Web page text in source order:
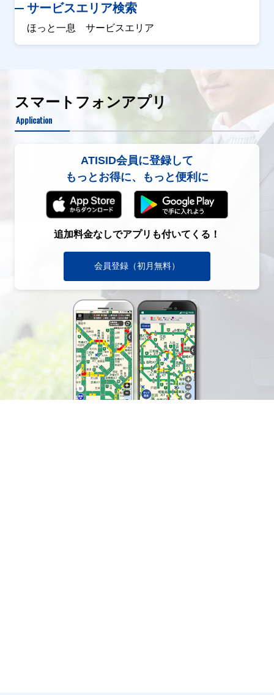
サービスエリア検索
ほっと一息 サービスエリア
スマートフォンアプリ
Application
ATISID会員に登録して
もっとお得に、もっと便利に
追加料金なしでアプリも付いてくる！
会員登録（初月無料）